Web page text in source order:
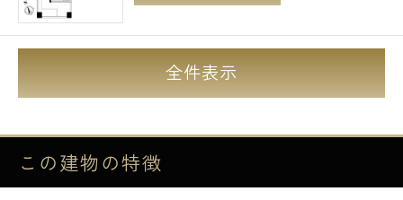
全件表示
この建物の特徴